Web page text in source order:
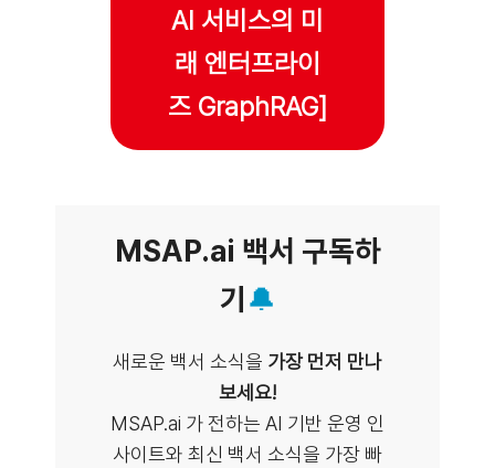
AI 서비스의 미
래 엔터프라이
즈 GraphRAG]
MSAP.ai 백서 구독하
기 🔔
새로운 백서 소식을 가장 먼저 만나
보세요!
MSAP.ai 가 전하는 AI 기반 운영 인
사이트와 최신 백서 소식을 가장 빠